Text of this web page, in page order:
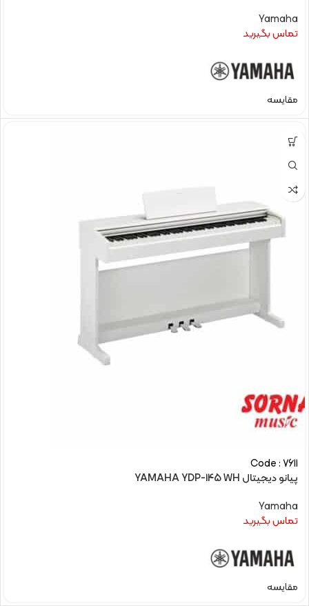
Yamaha
تماس بگیرید
مقایسه
Code : 7611
پیانو دیجیتال YAMAHA YDP-145 WH
Yamaha
تماس بگیرید
مقایسه